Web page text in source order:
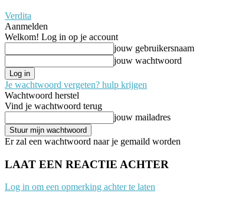
Verdita
Aanmelden
Welkom! Log in op je account
jouw gebruikersnaam
jouw wachtwoord
Je wachtwoord vergeten? hulp krijgen
Wachtwoord herstel
Vind je wachtwoord terug
jouw mailadres
Er zal een wachtwoord naar je gemaild worden
LAAT EEN REACTIE ACHTER
Log in om een opmerking achter te laten